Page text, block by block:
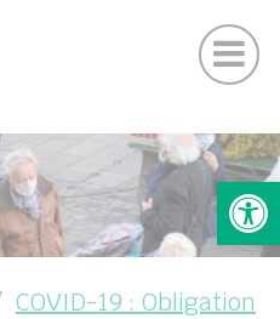
)
de la Commune
COVID-19 : Obligation